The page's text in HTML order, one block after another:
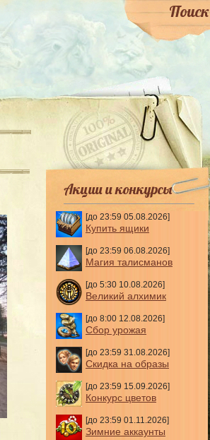
Поиск
Акции и конкурсы
[до 23:59 05.08.2026]
Купить ящики
[до 23:59 06.08.2026]
Магия талисманов
[до 5:30 10.08.2026]
Великий алхимик
[до 8:00 12.08.2026]
Сбор урожая
[до 23:59 31.08.2026]
Скидка на образы
[до 23:59 15.09.2026]
Конкурс цветов
[до 23:59 01.11.2026]
Зимние аккаунты